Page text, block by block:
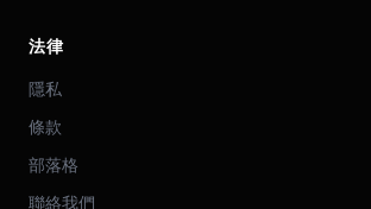
法律
隱私
條款
部落格
聯絡我們